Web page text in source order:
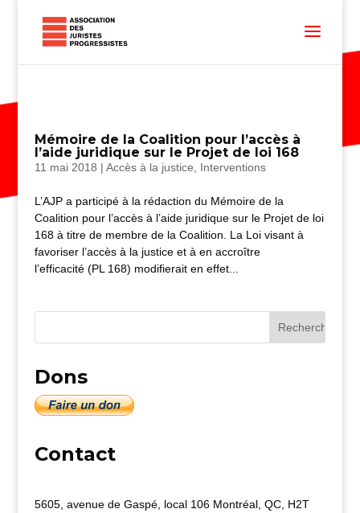
Mémoire de la Coalition pour l’accès à
l’aide juridique sur le Projet de loi 168
11 mai 2018 | Accès à la justice Interventions
L’AJP a participé à la rédaction du Mémoire de la
Coalition pour l’accès à l’aide juridique sur le Projet de loi
168 à titre de membre de la Coalition. La Loi visant à
favoriser l’accès à la justice et à en accroître
l’efficacité (PL 168) modifierait en effet...
Dons
Contact
5605, avenue de Gaspé, local 106 Montréal, QC, H2T